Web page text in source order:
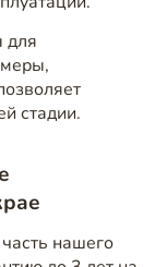
для
стадии.
нашего